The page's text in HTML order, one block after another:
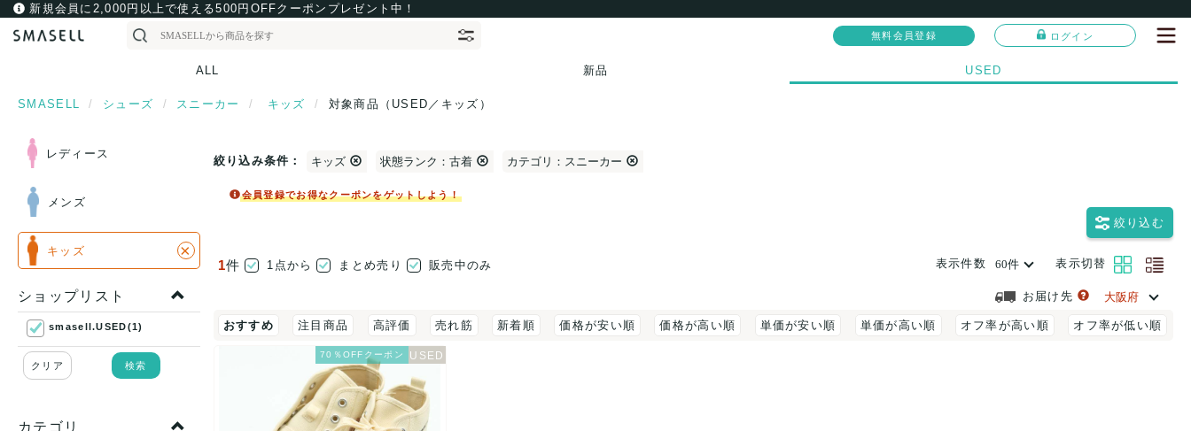
新規会員に2,000円以上で使える500円OFFクーポンプレゼント中！
無料会員登録 ログイン
ALL 新品 USED
SMASELL シューズ スニーカー キッズ 対象商品（USED／キッズ）
レディース
メンズ
キッズ ×
ショップリスト
smasell.USED(1)
クリア 検索
カテゴリ
絞り込み条件： キッズ 状態ランク：古着 カテゴリ：スニーカー
会員登録でお得なクーポンをゲットしよう！
絞り込む
1件 1点から まとめ売り 販売中のみ 表示件数 表示切替
お届け先
おすすめ 注目商品 高評価 売れ筋 新着順 価格が安い順 価格が高い順 単価が安い順 単価が高い順 オフ率が高い順 オフ率が低い順
70％OFFクーポン